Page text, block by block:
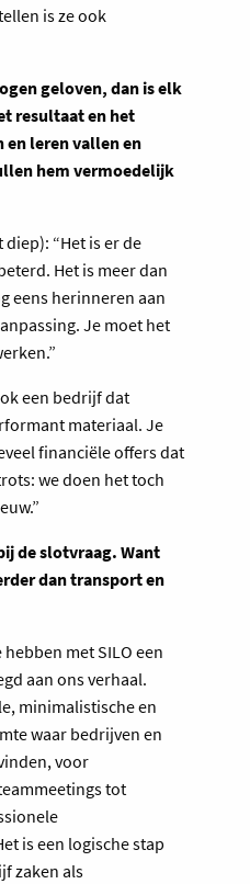
is ze ook
geloven, dan is elk
resultaat en het
en leren vallen en
hem vermoedelijk
“Het is er de
Het is meer dan
eens herinneren aan
Je moet het
een bedrijf dat
materiaal. Je
financiële offers dat
we doen het toch
de slotvraag. Want
dan transport en
met SILO een
aan ons verhaal.
minimalistische en
waar bedrijven en
voor
tot
is een logische stap
zaken als